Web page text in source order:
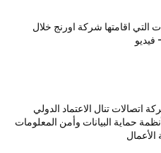
التي اقامتها شركة اورنج خلال
اتصالات تنال الاعتماد الدولي
حماية البيانات وأمن المعلومات
الأعمال